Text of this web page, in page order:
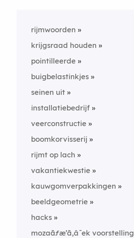
rijmwoorden
krijgsraad houden
pointilleerde
buigbelastinkjes
seinen uit
installatiebedrijf
veerconstructie
boomkorvisserij
rijmt op lach
vakantiekwestie
kauwgomverpakkingen
beeldgeometrie
hacks
mozaãƒæ’ã‚â¯ek voorstelling